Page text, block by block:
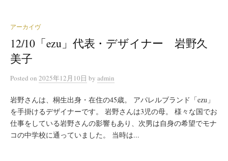
アーカイヴ
12/10「ezu」代表・デザイナー 岩野久
美子
Posted on 2025年12月10日 by admin
岩野さんは、桐生出身・在住の45歳。 アパレルブランド「ezu」
を手掛けるデザイナーです。 岩野さんは3児の母。 様々な国でお
仕事をしている岩野さんの影響もあり、次男は自身の希望でモナ
コの中学校に通っていました。 当時は...